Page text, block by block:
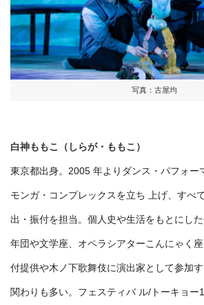
写真：古屋均
白神ももこ（しらが・ももこ）
東京都出身。2005 年よりダンス・パフォー
モンガ・コンプレックスを立ち 上げ、すべ
出・振付を担当。個人史や生活をもとにし
年団や文学座、オペラシアターこんにゃく
付提供や木ノ下歌舞伎に演出家として参加
関わりも多い。フェスティバ ル/トーキョー